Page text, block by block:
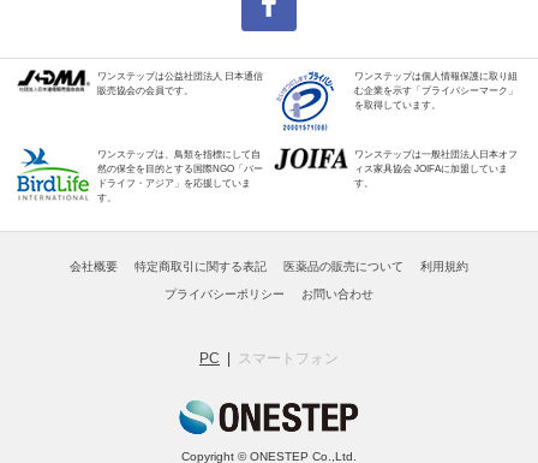
ワンステップは公益社団法人 日本通信
販売協会の会員です。
ワンステップは個人情報保護に取り組
む企業を示す「プライバシーマーク」
を取得しています。
ワンステップは、鳥類を指標にして自
然の保全を目的とする国際NGO「バー
ドライフ・アジア」を応援していま
す。
ワンステップは一般社団法人日本オフ
ィス家具協会 JOIFAに加盟していま
す。
会社概要 特定商取引に関する表記 医薬品の販売について 利用規約
プライバシーポリシー お問い合わせ
PC スマートフォン
Copyright © ONESTEP Co.,Ltd.